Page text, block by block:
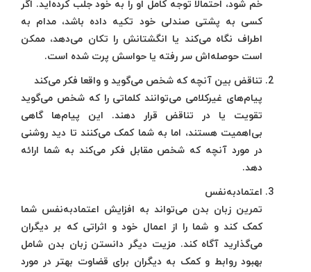
خم شود، احتمالا توجه کامل او را به خود جلب کرده‌اید. اگر
کسی به پشتی صندلی خود تکیه داده باشد، مدام به
اطراف نگاه می‌کند یا انگشتانش را تکان می‌دهد، ممکن
است حوصله‌اش سر رفته یا حواسش پرت شده است.
تناقض بین آنچه که شخص می‌گوید و واقعا فکر می‌کند
پیام‌های غیرکلامی می‌توانند کلماتی را که شخص می‌گوید
تقویت یا در تناقض قرار دهند. این پیام‌ها گاهی
بی‌اهمیت هستند، اما به شما کمک می‌کنند تا دید روشنی
در مورد آنچه که شخص مقابل فکر می‌کند به شما ارائه
دهد.
اعتمادبه‌نفس
تمرین زبان بدن می‌تواند به افزایش اعتمادبه‌نفس شما
کمک کند و شما را از اعمال خود و اثراتی که بر دیگران
می‌گذارید آگاه کند. مزیت دیگر دانستن زبان بدن شامل
بهبود روابط و کمک به دیگران برای قضاوت بهتر در مورد